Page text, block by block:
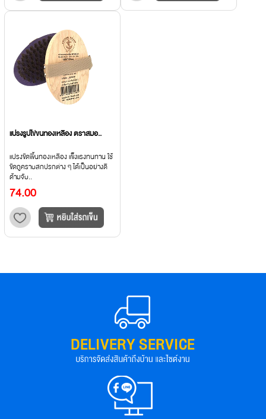
แปรงรูปไข่ขนทองเหลือง ตราสมอ..
แปรงขัดพื้นทองเหลือง แข็งแรงทนทาน ใช้
ขัดถูคราบสกปรกต่าง ๆ ได้เป็นอย่างดี
ด้ามจับ..
74.00